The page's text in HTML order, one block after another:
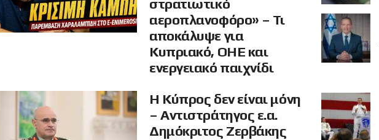
στρατιωτικό
αεροπλανοφόρο» – Τι
αποκάλυψε για
Κυπριακό, ΟΗΕ και
ενεργειακό παιχνίδι
Η Κύπρος δεν είναι μόνη
– Αντιστράτηγος ε.α.
Δημόκριτος Ζερβάκης